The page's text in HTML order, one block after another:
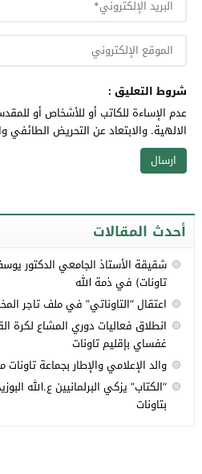
شروط التعليق :
عدم الإساءة للكاتب أو للأشخاص أو
الالهية. والابتعاد عن التحريض الطائفي
أحدث المقالات
شقيقة الأستاذ الجامعي الدكتور
تاونات) في ذمة الله
اعتقال “التاوناتي” في ملف تاجر
غفساي بإقليم تاونات
والد الإعلامي والإطار بجماعة
“الكتاب” يزكي البرلمانيين ع.الله
بتاونات